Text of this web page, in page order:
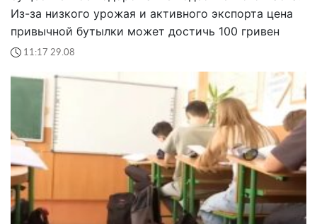
Из-за низкого урожая и активного экспорта цена
привычной бутылки может достичь 100 гривен
11:17 29.08